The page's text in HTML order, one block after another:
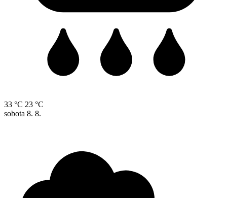
33 °C 23 °C
sobota 8. 8.